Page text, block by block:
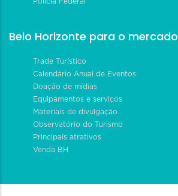
Belo Horizonte para o mercado
Trade Turístico
Calendário Anual de Eventos
Doação de mídias
Equipamentos e serviços
Materiais de divulgação
Observatório do Turismo
Principais atrativos
Venda BH